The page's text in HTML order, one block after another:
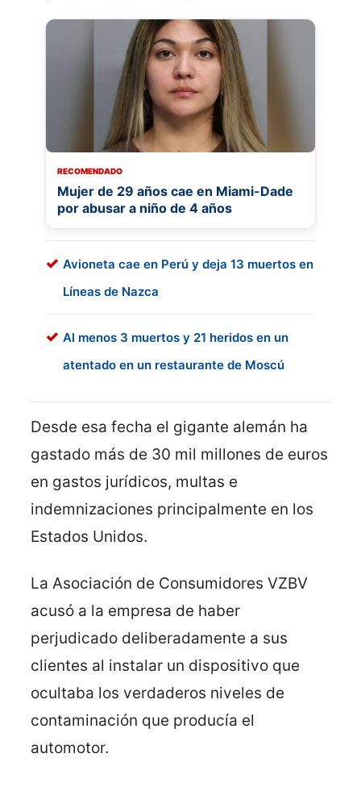
RECOMENDADO
Mujer de 29 años cae en Miami-Dade
por abusar a niño de 4 años
Avioneta cae en Perú y deja 13 muertos en
Líneas de Nazca
Al menos 3 muertos y 21 heridos en un
atentado en un restaurante de Moscú
Desde esa fecha el gigante alemán ha
gastado más de 30 mil millones de euros
en gastos jurídicos, multas e
indemnizaciones principalmente en los
Estados Unidos.
La Asociación de Consumidores VZBV
acusó a la empresa de haber
perjudicado deliberadamente a sus
clientes al instalar un dispositivo que
ocultaba los verdaderos niveles de
contaminación que producía el
automotor.